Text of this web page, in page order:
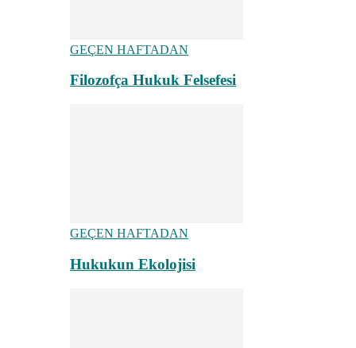
GEÇEN HAFTADAN
Filozofça Hukuk Felsefesi
GEÇEN HAFTADAN
Hukukun Ekolojisi